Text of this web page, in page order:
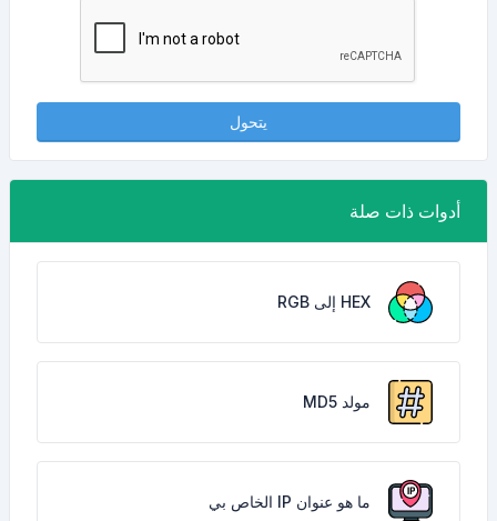
يتحول
أدوات ذات صلة
HEX إلى RGB
مولد MD5
ما هو عنوان IP الخاص بي